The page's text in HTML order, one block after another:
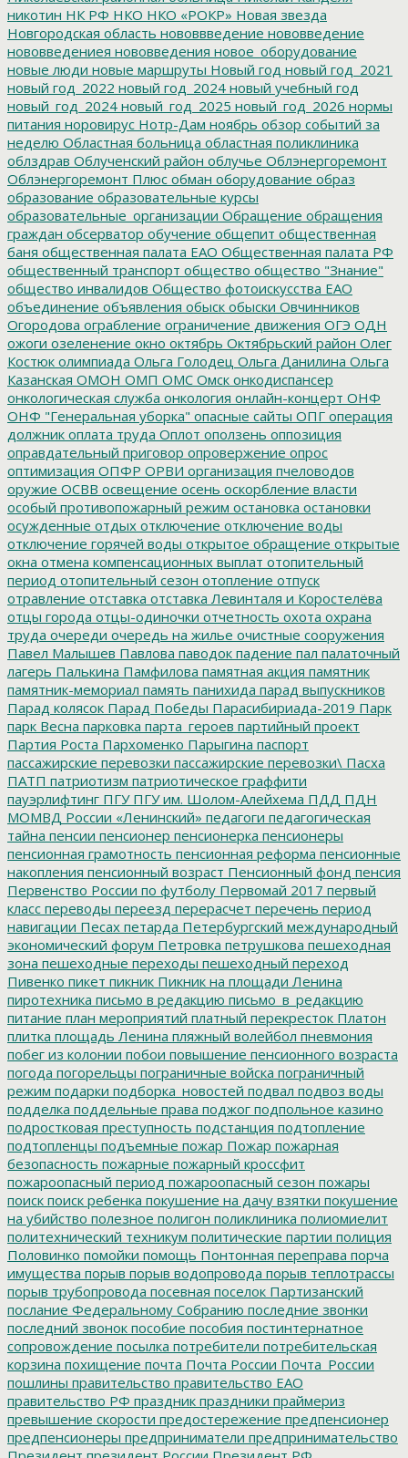
никотин НК РФ НКО НКО «РОКР» Новая звезда
Новгородская область нововвведение нововведение
нововведениея нововведения новое_оборудование
новые люди новые маршруты Новый год новый год_2021
новый год_2022 новый год_2024 новый учебный год
новый_год_2024 новый_год_2025 новый_год_2026 нормы
питания норовирус Нотр-Дам ноябрь обзор событий за
неделю Областная больница областная поликлиника
облздрав Облученский район облучье Облэнергоремонт
Облэнергоремонт Плюс обман оборудование образ
образование образовательные курсы
образовательные_организации Обращение обращения
граждан обсерватор обучение общепит общественная
баня общественная палата ЕАО Общественная палата РФ
общественный транспорт общество общество "Знание"
общество инвалидов Общество фотоискусства ЕАО
объединение объявления обыск обыски Овчинников
Огородова ограбление ограничение движения ОГЭ ОДН
ожоги озеленение окно октябрь Октябрьский район Олег
Костюк олимпиада Ольга Голодец Ольга Данилина Ольга
Казанская ОМОН ОМП ОМС Омск онкодиспансер
онкологическая служба онкология онлайн-концерт ОНФ
ОНФ "Генеральная уборка" опасные сайты ОПГ операция
должник оплата труда Оплот оползень оппозиция
оправдательный приговор опровержение опрос
оптимизация ОПФР ОРВИ организация пчеловодов
оружие ОСВВ освещение осень оскорбление власти
особый противопожарный режим остановка остановки
осужденные отдых отключение отключение воды
отключение горячей воды открытое обращение открытые
окна отмена компенсационных выплат отопительный
период отопительный сезон отопление отпуск
отравление отставка отставка Левинталя и Коростелёва
отцы города отцы-одиночки отчетность охота охрана
труда очереди очередь на жилье очистные сооружения
Павел Малышев Павлова паводок падение пал палаточный
лагерь Палькина Памфилова памятная акция памятник
памятник-мемориал память панихида парад выпускников
Парад колясок Парад Победы Парасибириада-2019 Парк
парк Весна парковка парта_героев партийный проект
Партия Роста Пархоменко Парыгина паспорт
пассажирские перевозки пассажирские перевозки\ Пасха
ПАТП патриотизм патриотическое граффити
пауэрлифтинг ПГУПГУ им. Шолом-Алейхема ПДД ПДН
МОМВД России «Ленинский» педагоги педагогическая
тайна пенсии пенсионер пенсионерка пенсионеры
пенсионная грамотность пенсионная реформа пенсионные
накопления пенсионный возраст Пенсионный фонд пенсия
Первенство России по футболу Первомай 2017 первый
класс переводы переезд перерасчет перечень период
навигации Песах петарда Петербургский международный
экономический форум Петровка петрушкова пешеходная
зона пешеходные переходы пешеходный переход
Пивенко пикет пикник Пикник на площади Ленина
пиротехника письмо в редакцию письмо_в_редакцию
питание план мероприятий платный перекресток Платон
плитка площадь Ленина пляжный волейбол пневмония
побег из колонии побои повышение пенсионного возраста
погода погорельцы пограничные войска пограничный
режим подарки подборка_новостей подвал подвоз воды
подделка поддельные права поджог подпольное казино
подростковая преступность подстанция подтопление
подтопленцы подъемные пожар Пожар пожарная
безопасность пожарные пожарный кроссфит
пожароопасный период пожароопасный сезон пожары
поиск поиск ребенка покушение на дачу взятки покушение
на убийство полезное полигон поликлиника полиомиелит
политехнический техникум политические партии полиция
Половинко помойки помощь Понтонная переправа порча
имущества порыв порыв водопровода порыв теплотрассы
порыв трубопровода посевная поселок Партизанский
послание Федеральному Собранию последние звонки
последний звонок пособие пособия постинтернатное
сопровождение посылка потребители потребительская
корзина похищение почта Почта России Почта_России
пошлины правительство правительство ЕАО
правительство РФ праздник праздники праймериз
превышение скорости предостережение предпенсионер
предпенсионеры предприниматели предпринимательство